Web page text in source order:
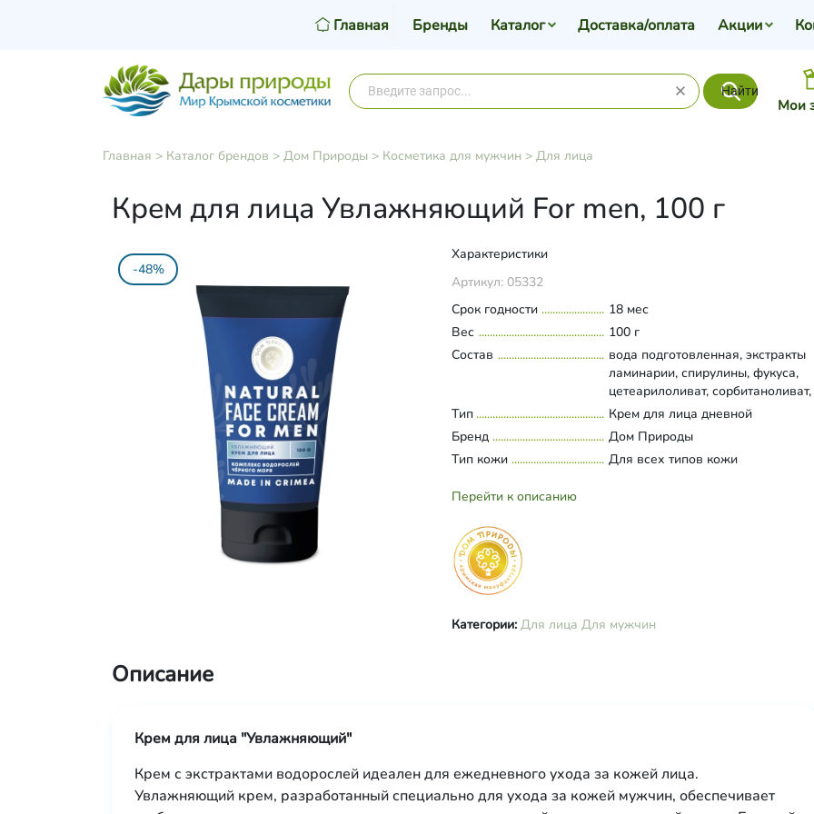
Найти
Мои
Главная Бренды Каталог Доставка/оплата Акции
Главная > Каталог брендов > Дом Природы> Косметика для мужчин > Для лица
Крем для лица Увлажняющий For men, 100 г
-48%
Характеристики
Артикул: 05332
Срок годности
18 мес
Вес
100 г
Состав
вода подготовленная, экстракты
ламинарии, спирулины, фукуса,
цетеарилоливат, сорбитаноливат,
сорбитан каприлат, глицерин,
глицерилстеарат, цетеариловый
стеароиллактат натрия,
лауроилглутамат натрия, Д-
Развернуть состав
Тип
Крем для лица дневной
Бренд
Дом Природы
Тип кожи
Для всех типов кожи
Перейти к описанию
Категории: Для лица Для мужчин
Описание
Крем для лица "Увлажняющий"
Крем с экстрактами водорослей идеален для ежедневного ухода за кожей лица.
Увлажняющий крем, разработанный специально для ухода за кожей мужчин, обеспечивает